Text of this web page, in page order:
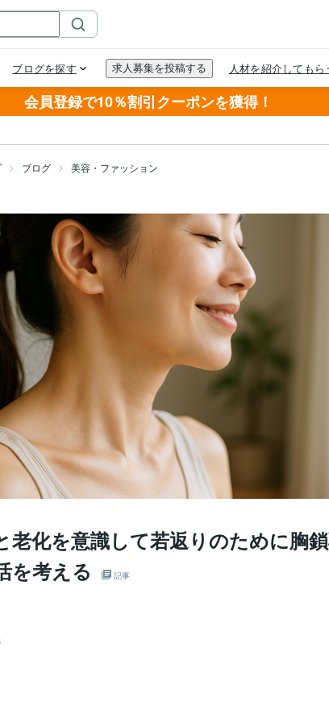
会員登録で10％割引クーポンを獲得！
ブログ 美容・ファッション
老化を意識して若返りのために胸
を考える
記事